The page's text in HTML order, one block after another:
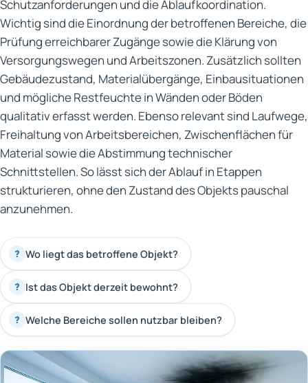
Schutzanforderungen und die Ablaufkoordination.
Wichtig sind die Einordnung der betroffenen Bereiche, die
Prüfung erreichbarer Zugänge sowie die Klärung von
Versorgungswegen und Arbeitszonen. Zusätzlich sollten
Gebäudezustand, Materialübergänge, Einbausituationen
und mögliche Restfeuchte in Wänden oder Böden
qualitativ erfasst werden. Ebenso relevant sind Laufwege,
Freihaltung von Arbeitsbereichen, Zwischenflächen für
Material sowie die Abstimmung technischer
Schnittstellen. So lässt sich der Ablauf in Etappen
strukturieren, ohne den Zustand des Objekts pauschal
anzunehmen.
? Wo liegt das betroffene Objekt?
? Ist das Objekt derzeit bewohnt?
? Welche Bereiche sollen nutzbar bleiben?